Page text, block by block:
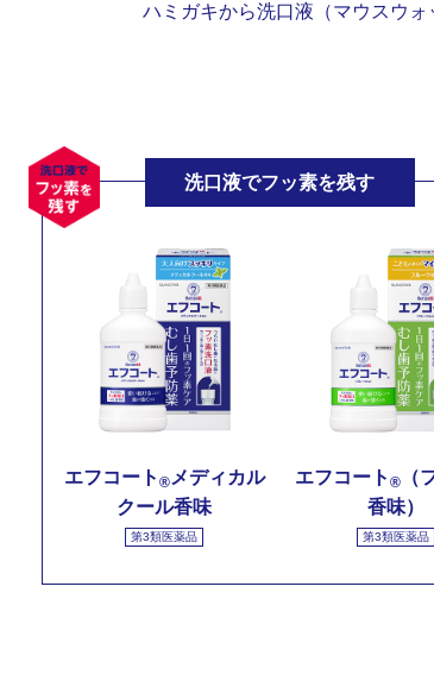
ハミガキから洗口液（マウスウ
洗口液でフッ素を残す
エフコート ®メディカル
クール香味
第3類医薬品
エフコート®
（
香味）
第3類医薬品